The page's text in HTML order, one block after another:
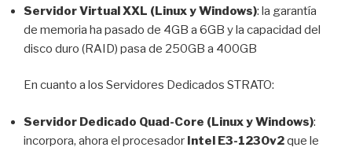
Servidor Virtual XXL (Linux y Windows): la garantía
de memoria ha pasado de 4GB a 6GB y la capacidad del
disco duro (RAID) pasa de 250GB a 400GB
En cuanto a los Servidores Dedicados STRATO:
Servidor Dedicado Quad-Core (Linux y Windows):
incorpora, ahora el procesador Intel E3-1230v2que le